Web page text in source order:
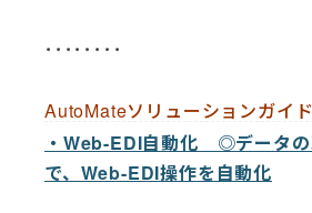
････････
AutoMateソリューションガイ
・Web-EDI自動化 ◎データの
で、Web-EDI操作を自動化